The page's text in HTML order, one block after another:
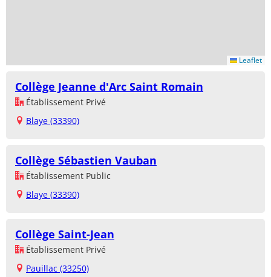
Leaflet
Collège Jeanne d'Arc Saint Romain
Établissement Privé
Blaye (33390)
Collège Sébastien Vauban
Établissement Public
Blaye (33390)
Collège Saint-Jean
Établissement Privé
Pauillac (33250)